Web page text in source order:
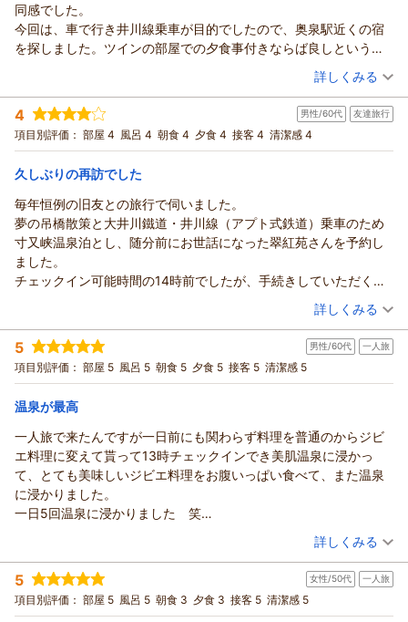
同感でした。
今回は、車で行き井川線乗車が目的でしたので、奥泉駅近くの宿
を探しました。ツインの部屋での夕食事付きならば良しというこ
とで決めました。道路状況が不安でしたが、杞憂でした。
値段設定が安い為部屋も食事も期待していませんでしたが、部屋
はおもいがけず広く快適でよく眠れました。食事大満足でした。
普通の懐石やバイキングも良いのですが、松花堂会席は、我々年
配者にとって質．量ともに最高でした。配膳のネパールの方々の
温泉は人によって好みがあろうとは思いますが、とろっとした泉
質で最高です。一方、妻は、貸切風呂で熱くてしばらく入れなか
ったとのことでした。ふだん43度好みの妻がとおもいました。温
度管理に期待します。
（投稿日：2026/03/19）
宿泊時期： 2026年03月宿泊 (夫婦旅行)
投稿者： 湧き水さん
宿泊プラン： 夕食少なめプラン｜「少しずつ、ちょうどよく」松花堂会席
（あまごの塩焼き付き）と季節の鍋コース
ツイン 朝・夕
宿泊価格帯： 10,001～11,000円(大人一人あたり/税込)
詳しくみる
4 男性/60代 友達旅行
項目別評価： 部屋 4 風呂 4 朝食 4 夕食 4 接客 4 清潔感 4
久しぶりの再訪でした
毎年恒例の旧友との旅行で伺いました。
夢の吊橋散策と大井川鐵道・井川線（アプト式鉄道）乗車のため
寸又峡温泉泊とし、随分前にお世話になった翠紅苑さんを予約し
ました。
チェックイン可能時間の14時前でしたが、手続きしていただくこ
とができました。お部屋は藍染館の3階・12畳の雰囲気のあるお部
屋でした。一番風呂をいただいた後、夢の吊橋の散策に出かけま
した。水不足を心配していましたが、夢の吊橋の下には綺麗な湖
水が広がっていました。宿に戻る頃には気温が下がり、肌寒くな
ってきたので夕食前に入浴してコンディションを整えます。
います。
食前酒からデザートまで全11品のランクアッププランです。
季節を感じる前菜は篭盛りで華やかです。虹鱒のカルパッチョ、
麦豚の角煮をいただいている内に、アマゴの塩焼きと茶碗蒸しが
到着しました。アマゴの塩焼きはふっくらジューシーで頭から尻
尾まで全部食べることができました。茶碗蒸し紋アツアツです。
牛を川根茶のしゃぶしゃぶ、静岡県産コシヒカリ・赤だし・漬物
で〆ました。静岡産の素材をいろいろな料理でいただき、大満足
の夕食でした。
朝風呂でリフレッシュした後、7時から朝食をいただきました。
（投稿日：2026/03/16）
宿泊時期： 2026年03月宿泊 (友達旅行)
投稿者： dammyさん
宿泊プラン： スタンダードプラン［九曜紋コース］｜『厳選した素材を使っ
たワンランク上の和会席料理』
和室 朝・夕
宿泊価格帯：
詳しくみる
5 男性/60代 一人旅
項目別評価： 部屋 5 風呂 5 朝食 5 夕食 5 接客 5 清潔感 5
温泉が最高
一人旅で来たんですが一日前にも関わらず料理を普通のからジビ
エ料理に変えて貰って13時チェックインでき美肌温泉に浸かっ
て、とても美味しいジビエ料理をお腹いっぱい食べて、また温泉
に浸かりました。
一日5回温泉に浸かりました 笑
ただ車で来たんですが道がとても狭く気を使いました。
またここに宿泊したいと思います。
（投稿日：2026/03/08）
宿泊時期： 2026年03月宿泊 (一人旅)
投稿者： かーくんさん
宿泊プラン： 【じゃらんのお得な10日間】一人旅プラン｜スタンダードプラ
ン『ひとりだけの時間をのんびり過ごす』
ツイン 朝・夕
詳しくみる
5 女性/50代 一人旅
項目別評価： 部屋 5 風呂 5 朝食 3 夕食 3 接客 5 清潔感 5